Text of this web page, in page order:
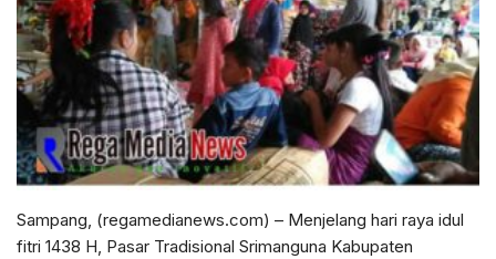
Sampang, (regamedianews.com) – Menjelang hari raya idul
fitri 1438 H, Pasar Tradisional Srimanguna Kabupaten